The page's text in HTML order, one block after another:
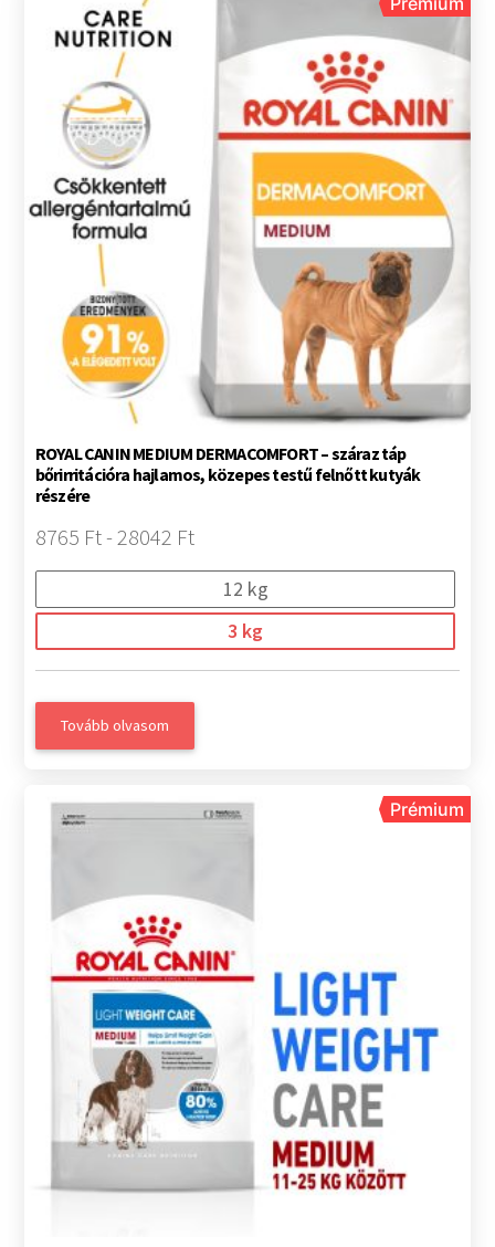
ROYAL CANIN MEDIUM DERMACOMFORT – száraz táp
bőrirritációra hajlamos, közepes testű felnőtt kutyák
részére
8765 Ft - 28042 Ft
12 kg
3 kg
Tovább olvasom
Prémium